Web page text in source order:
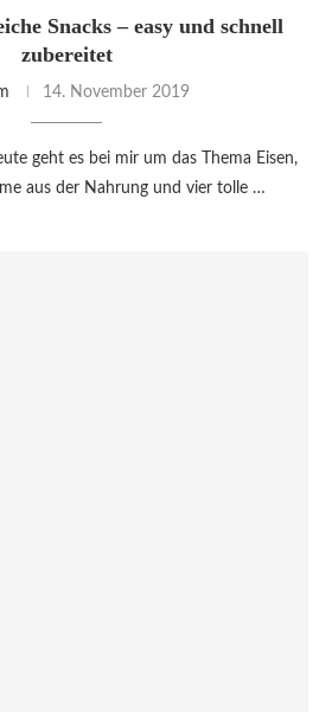
Snacks – easy und schnell
zubereitet
14. November 2019
geht es bei mir um das Thema Eisen,
aus der Nahrung und vier tolle …